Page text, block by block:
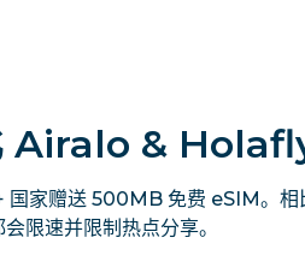
Airalo &
家赠送 500MB 免费 eSIM。
限速并限制热点分享。